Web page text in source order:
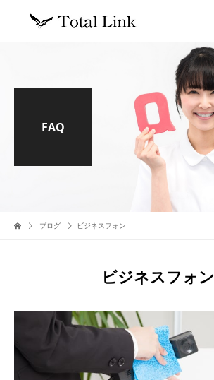
FAQ
ブログ ビジネスフォン
ビジネスフォン